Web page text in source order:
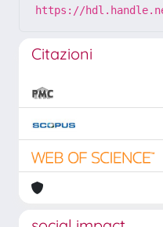
https://
Citazioni